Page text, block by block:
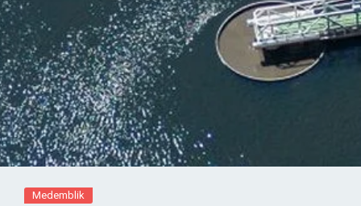
Medemblik